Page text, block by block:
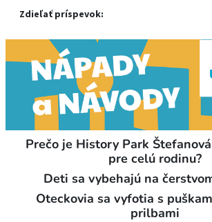
Zdieľať príspevok:
Prečo je History Park
pre celú rodinu?
Deti sa vybehajú na
Oteckovia sa vyfotia s
prilbami